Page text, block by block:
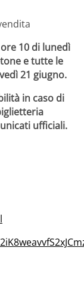
10 di lunedì
e tutte le
21 giugno.
in caso di
ufficiali.